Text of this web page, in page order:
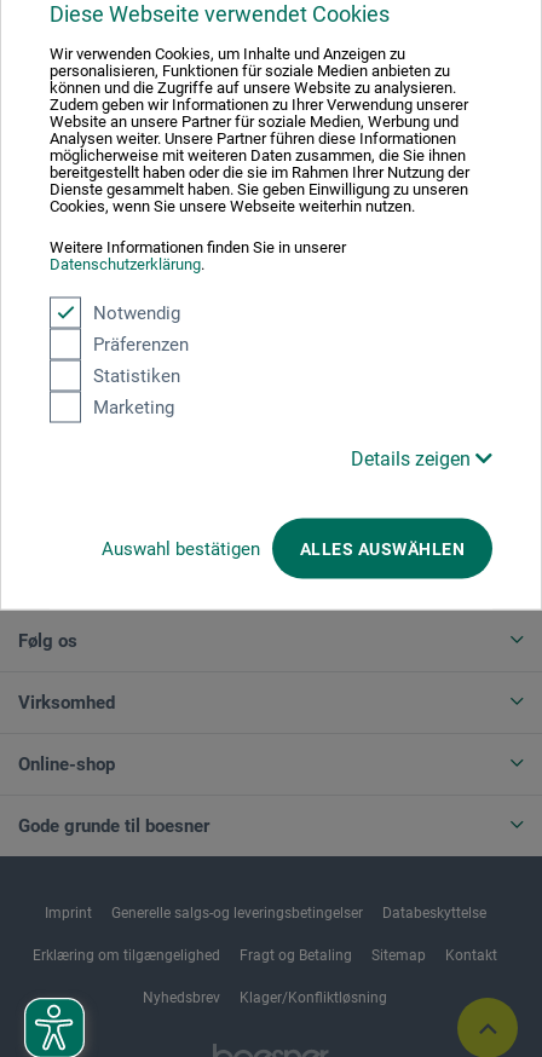
Diese Webseite verwendet Cookies
Wir verwenden Cookies, um Inhalte und Anzeigen zu
personalisieren, Funktionen für soziale Medien anbieten zu
können und die Zugriffe auf unsere Website zu analysieren.
Zudem geben wir Informationen zu Ihrer Verwendung unserer
Website an unsere Partner für soziale Medien, Werbung und
Analysen weiter. Unsere Partner führen diese Informationen
möglicherweise mit weiteren Daten zusammen, die Sie ihnen
bereitgestellt haben oder die sie im Rahmen Ihrer Nutzung der
Dienste gesammelt haben. Sie geben Einwilligung zu unseren
Cookies, wenn Sie unsere Webseite weiterhin nutzen.
Weitere Informationen finden Sie in unserer
Datenschutzerklärung.
Notwendig
Präferenzen
Statistiken
Marketing
Details zeigen
Auswahl bestätigen ALLES AUSWÄHLEN
1
Absolut sikker
Betalingsmetoder
Følg os
Virksomhed
Online-shop
Gode grunde til boesner
Imprint Generelle salgs-og leveringsbetingelser Databeskyttelse
Erklæring om tilgængelighed Fragt og Betaling Sitemap Kontakt
Nyhedsbrev Klager/Konfliktløsning